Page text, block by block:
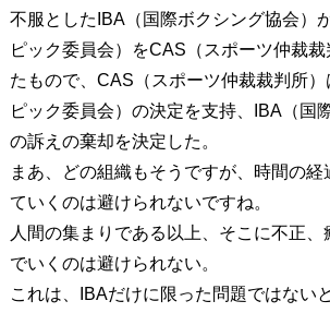
不服としたIBA（国際ボクシング協会）
ピック委員会）をCAS（スポーツ仲裁
たもので、CAS（スポーツ仲裁裁判所
ピック委員会）の決定を支持、IBA（国
の訴えの棄却を決定した。
まあ、どの組織もそうですが、時間の経
ていくのは避けられないですね。
人間の集まりである以上、そこに不正、
でいくのは避けられない。
これは、IBAだけに限った問題ではない